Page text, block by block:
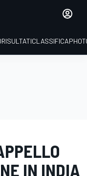
RISULTATICLASSIFICA
IN INDIA